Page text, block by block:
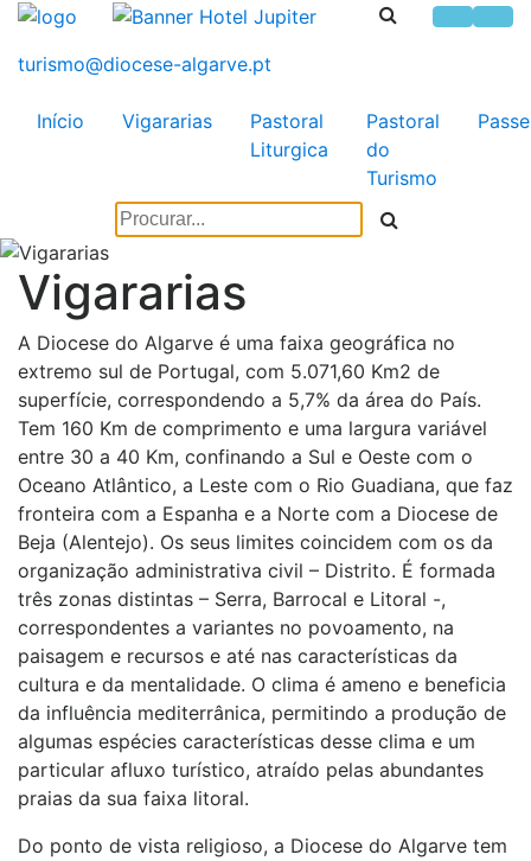
Início Vigararias
Pastoral
Liturgica
Pastoral
do
Turismo
Vigararias
A Diocese do Algarve é uma faixa geográfica no
extremo sul de Portugal, com 5.071,60 Km2 de
superfície, correspondendo a 5,7% da área do País.
Tem 160 Km de comprimento e uma largura variável
entre 30 a 40 Km, confinando a Sul e Oeste com o
Oceano Atlântico, a Leste com o Rio Guadiana, que faz
fronteira com a Espanha e a Norte com a Diocese de
Beja (Alentejo). Os seus limites coincidem com os da
organização administrativa civil – Distrito. É formada
três zonas distintas – Serra, Barrocal e Litoral -,
correspondentes a variantes no povoamento, na
paisagem e recursos e até nas características da
cultura e da mentalidade. O clima é ameno e beneficia
da influência mediterrânica, permitindo a produção de
algumas espécies características desse clima e um
particular afluxo turístico, atraído pelas abundantes
praias da sua faixa litoral.
Do ponto de vista religioso, a Diocese do Algarve tem